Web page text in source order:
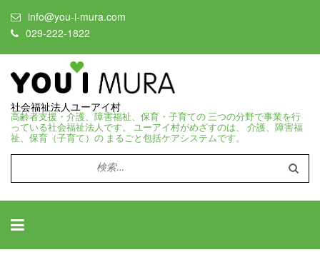
info@you-i-mura.com
029-222-1822
社会福祉法人ユーアイ村
高齢者支援・介護、障害福祉、保育・子育ての 三つの分野で事業を行
っている社会福祉法人です。 ユーアイ村がめざすのは、 介護、障害福
祉、保育（子育て）の まるごと包括ケアシステムです。
検
索: